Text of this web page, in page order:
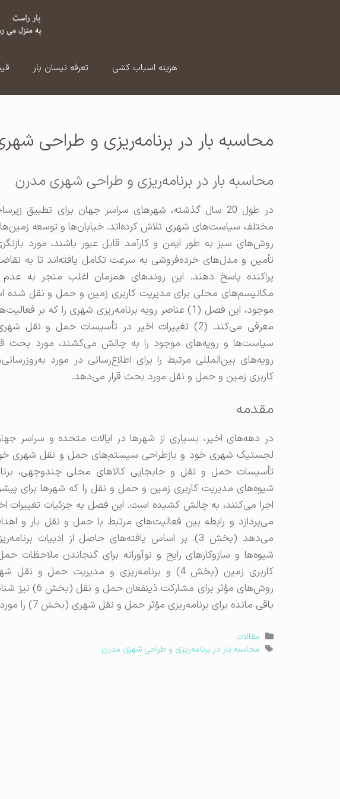
هزینه اسباب کشی تعرفه نیسان بار
محاسبه بار در برنامه‌ریزی و طراحی
محاسبه بار در برنامه‌ریزی و طراحی شهری مدرن
در طول 20 سال گذشته، شهرهای سراسر جهان برای
مختلف سیاست‌های شهری تلاش کرده‌اند. خیابان‌ها و توسعه زمین‌ها
روش‌های سبز به طور ایمن و کارآمد قابل عبور باشند، مورد
تأمین و مدل‌های خرده‌فروشی به سرعت تکامل یافته‌اند تا به
پراکنده پاسخ دهند. این روندهای همزمان اغلب منجر به
مکانیسم‌های محلی برای مدیریت کاربری زمین و حمل و نقل شده
موجود، این فصل (1) عناصر رویه برنامه‌ریزی شهری را که
معرفی می‌کند. (2) تغییرات اخیر در تأسیسات حمل
رویه‌های بین‌المللی مرتبط را برای اطلاع‌رسانی در مورد
کاربری زمین و حمل و نقل مورد بحث قرار می‌دهد.
مقدمه
در دهه‌های اخیر، بسیاری از شهرها در ایالات متحده و سراسر
لجستیک شهری خود و بازطراحی سیستم‌های حمل و نقل شهری خود
تأسیسات حمل و نقل و جابجایی کالاهای محلی چندوجهی،
شیوه‌های مدیریت کاربری زمین و حمل و نقل را که شهرها
می‌پردازد و رابطه بین فعالیت‌های مرتبط با حمل و نقل بار و
می‌دهد (بخش 3). بر اساس یافته‌های حاصل از ادبیات
شیوه‌ها و سازوکارهای رایج و نوآورانه برای گنجاندن ملاحظات
روش‌های مؤثر
باقی مانده برای برنامه‌ریزی مؤثر حمل و نقل شهری (بخش 7) را مورد بحث قرار می‌دهد.(
دسته‌ها
مقالات
برچسب‌ها
محاسبه بار در برنامه‌ریزی و طراحی شهری مدرن